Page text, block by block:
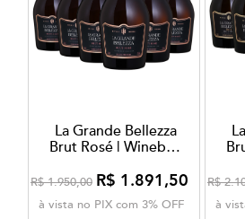
La Grande Bellezza
Brut Rosé | Winebox
R$ 1.950,00 R$ 1.891,50
à vista no PIX com 3% OFF
R$
à